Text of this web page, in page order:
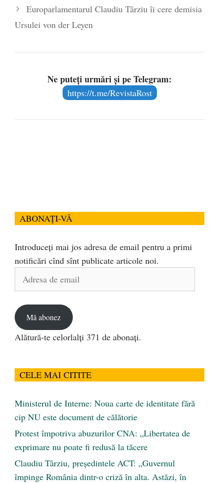
Europarlamentarul Claudiu Târziu îi cere demisia
Ursulei von der Leyen
Ne puteți urmări și pe Telegram:
https://t.me/RevistaRost
ABONAȚI-VĂ
Introduceți mai jos adresa de email pentru a primi
notificări cînd sînt publicate articole noi.
Adresa
Mă abonez
Alătură-te celorlalți 371 de abonați.
CELE MAI CITITE
Ministerul de Interne: Noua carte de identitate fără
cip NU este document de călătorie
Protest împotriva abuzurilor CNA: „Libertatea de
exprimare nu poate fi redusă la tăcere
Claudiu Târziu, președintele ACT: „Guvernul
împinge România dintr-o criză în alta. Astăzi, în